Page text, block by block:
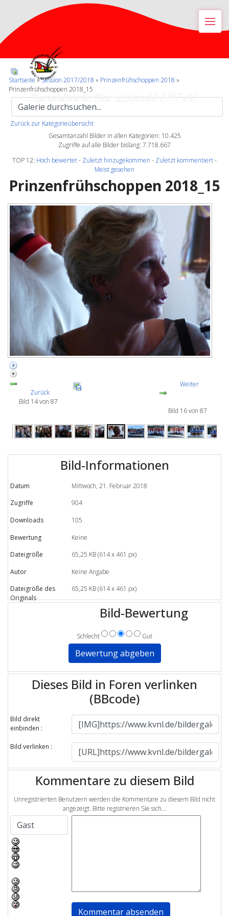
Karnevalsverein Neu-Listernohl 1947 e.V.
Startseite»Session 2017/2018 » Prinzenfrühschoppen 2018 »
Prinzenfrühschoppen 2018_15
Zurück zur Kategorieübersicht
Gesamtanzahl Bilder in allen Kategorien: 10.425
Zugriffe auf alle Bilder bislang: 7.718.667
TOP 12: Hoch bewertet- Zuletzt hinzugekommen - Zuletzt kommentiert-
Meist gesehen
Prinzenfrühschoppen 2018_15
Zurück
Bild 14 von 87
Weiter
Bild 16 von 87
Bild-Informationen
Datum
Mittwoch, 21. Februar 2018
Zugriffe
904
Downloads
105
Bewertung
Keine
Dateigröße
65,25 KB (614 x 461 px)
Autor
Keine Angabe
Dateigröße des
Originals
65,25 KB (614 x 461 px)
Bild-Bewertung
Schlecht Gut
Dieses Bild in Foren verlinken
(BBcode)
Bild direkt
einbinden :
Bild verlinken :
Kommentare zu diesem Bild
Unregistrierten Benutzern werden die Kommentare zu diesem Bild nicht
angezeigt. Bitte registrieren Sie sich...